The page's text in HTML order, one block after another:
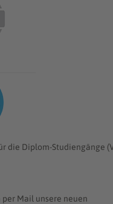
die Diplom-Studiengänge
per Mail unsere neuen